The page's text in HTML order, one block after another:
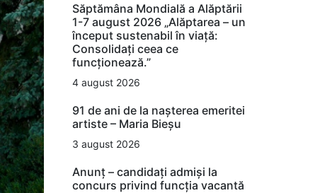
Săptămâna Mondială a Alăptării
1-7 august 2026 „Alăptarea – un
început sustenabil în viață:
Consolidați ceea ce
funcționează.”
4 august 2026
91 de ani de la nașterea emeritei
artiste – Maria Bieșu
3 august 2026
Anunț – candidați admiși la
concurs privind funcția vacantă